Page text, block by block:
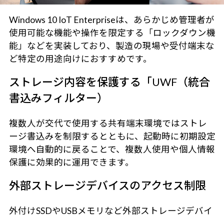
Windows 10 IoT Enterpriseは、あらかじめ管理者が
使用可能な機能や操作を限定する「ロックダウン機
能」などを実装しており、製造の現場や受付端末な
ど特定の用途向けにおすすめです。
ストレージ内容を保護する「UWF（統合
書込みフィルター）
複数人が交代で使用する共有端末環境ではストレ
ージ書込みを制限するとともに、起動時に初期設定
環境へ自動的に戻ることで、複数人使用や個人情報
保護に効果的に運用できます。
外部ストレージデバイスのアクセス制限
外付けSSDやUSBメモリなど外部ストレージデバイ